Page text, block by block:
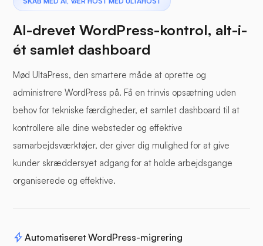
AI-drevet WordPress-kontrol, alt-i-
ét samlet dashboard
Mød UltaPress, den smartere måde at oprette og
administrere WordPress på. Få en trinvis opsætning uden
behov for tekniske færdigheder, et samlet dashboard til at
kontrollere alle dine websteder og effektive
samarbejdsværktøjer, der giver dig mulighed for at give
kunder skræddersyet adgang for at holde arbejdsgange
organiserede og effektive.
Automatiseret WordPress-migrering